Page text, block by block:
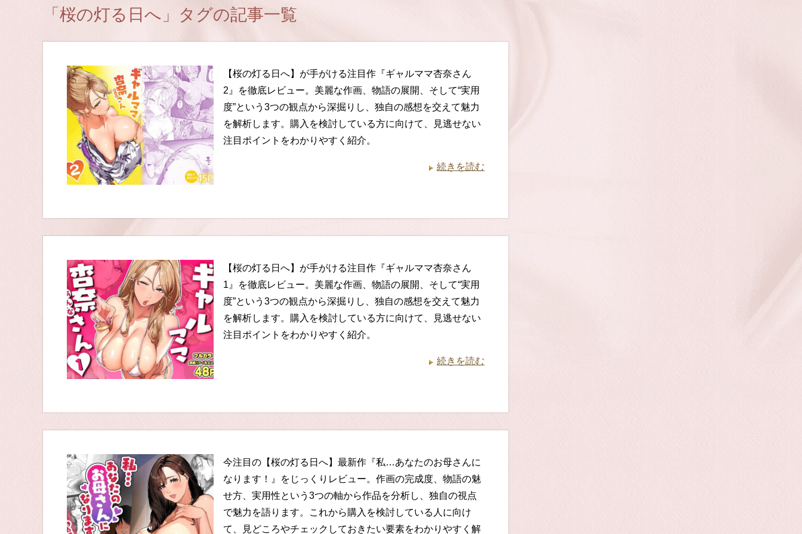
「桜の灯る日へ」タグの記事一覧
【桜の灯る日へ】が手がける注目作『ギャルママ杏奈さん
2』を徹底レビュー。美麗な作画、物語の展開、そして“実用
度”という3つの観点から深掘りし、独自の感想を交えて魅力
を解析します。購入を検討している方に向けて、見逃せない
注目ポイントをわかりやすく紹介。
続きを読む
【桜の灯る日へ】が手がける注目作『ギャルママ杏奈さん
1』を徹底レビュー。美麗な作画、物語の展開、そして“実用
度”という3つの観点から深掘りし、独自の感想を交えて魅力
を解析します。購入を検討している方に向けて、見逃せない
注目ポイントをわかりやすく紹介。
続きを読む
今注目の【桜の灯る日へ】最新作『私…あなたのお母さんに
なります！』をじっくりレビュー。作画の完成度、物語の魅
せ方、実用性という3つの軸から作品を分析し、独自の視点
で魅力を語ります。これから購入を検討している人に向け
て、見どころやチェックしておきたい要素をわかりやすく解